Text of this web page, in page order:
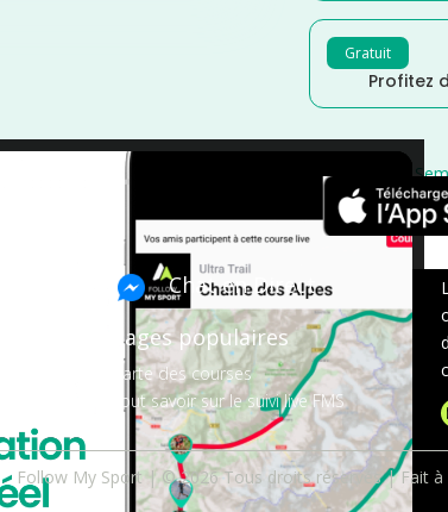
Gratuit
Profitez
×
France/ Distance
Chat en Direct
Pages populaires
Carte des courses
Tout savoir sur le suivi live FMS
Follow My Sport | © 2026 Tous droits réservés | Fait à